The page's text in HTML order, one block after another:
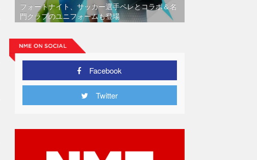
フォートナイト、サッカー選手ペレとコラボ＆名
門クラブのユニフォームも登場
Facebook
Twitter